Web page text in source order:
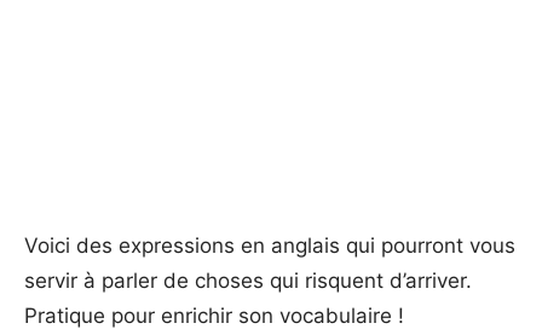
Voici des expressions en anglais qui pourront vous
servir à parler de choses qui risquent d’arriver.
Pratique pour enrichir son vocabulaire !